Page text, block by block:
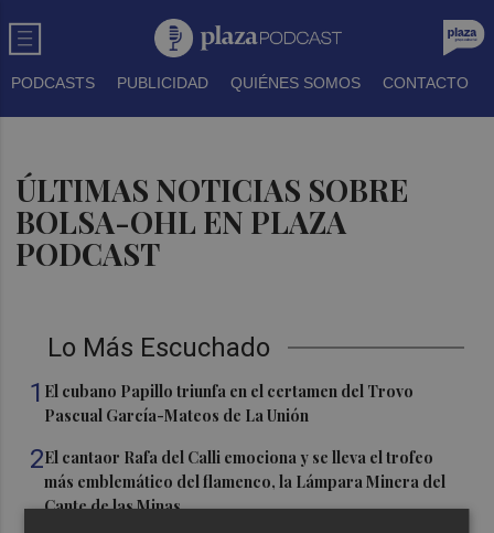
PODCASTS PUBLICIDAD QUIÉNES SOMOS CONTACTO
ÚLTIMAS NOTICIAS SOBRE
BOLSA-OHL EN PLAZA
PODCAST
Lo Más Escuchado
1 El cubano Papillo triunfa en el certamen del Trovo
Pascual García-Mateos de La Unión
2El cantaor Rafa del Calli emociona y se lleva el trofeo
más emblemático del flamenco, la Lámpara Minera del
Cante de las Minas